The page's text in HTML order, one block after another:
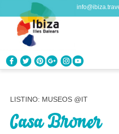
GODITI IBIZA
LISTINO: MUSEOS @IT
Casa Broner